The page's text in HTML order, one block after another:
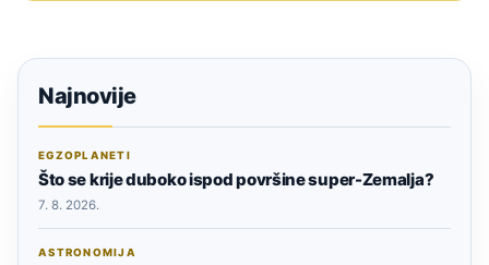
Najnovije
EGZOPLANETI
Što se krije duboko ispod površine super-Zemalja?
7. 8. 2026.
ASTRONOMIJA